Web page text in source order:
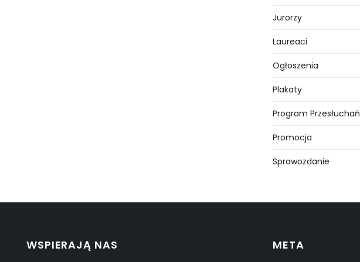
Jurorzy
Laureaci
Ogłoszenia
Plakaty
Program Przesłuchań
Promocja
Sprawozdanie
WSPIERAJĄ NAS META